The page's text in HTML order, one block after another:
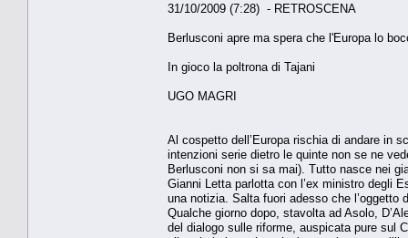
31/10/2009 (7:28) - RETROSCENA
Berlusconi apre ma spera che l'Europa lo
In gioco la poltrona di Tajani
UGO MAGRI
Al cospetto dell’Europa rischia di andare in
intenzioni serie dietro le quinte non se ne
Berlusconi non si sa mai). Tutto nasce nei
Gianni Letta parlotta con l’ex ministro degli
una notizia. Salta fuori adesso che l’oggetto
Qualche giorno dopo, stavolta ad Asolo,
del dialogo sulle riforme, auspicata pure sul